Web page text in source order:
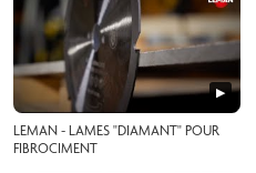
▶
LEMAN - LAMES "DIAMANT" POUR
FIBROCIMENT